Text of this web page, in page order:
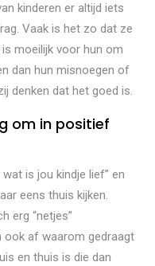
kinderen er altijd iets
Vaak is het zo dat ze
moeilijk voor hun om
dan hun misnoegen of
denken dat het goed is.
om in positief
is jou kindje lief” en
eens thuis kijken.
erg “netjes”
ook af waarom gedraagt
en thuis is die dan